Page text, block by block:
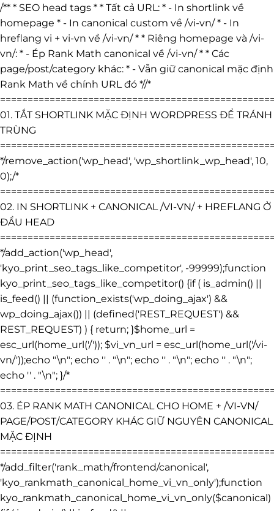
/** * SEO head tags * * Tất cả URL: * - In shortlink về
homepage * - In canonical custom về /vi-vn/ * - In
hreflang vi + vi-vn về /vi-vn/ * * Riêng homepage và /vi-
vn/: * - Ép Rank Math canonical về /vi-vn/ * * Các
page/post/category khác: * - Vẫn giữ canonical mặc định
Rank Math về chính URL đó *//*
01. TẮT SHORTLINK MẶC ĐỊNH WORDPRESS ĐỂ TRÁNH
TRÙNG
*/remove_action('wp_head', 'wp_shortlink_wp_head', 10,
0);/*
02. IN SHORTLINK + CANONICAL /VI-VN/ + HREFLANG Ở
ĐẦU HEAD
*/add_action('wp_head',
'kyo_print_seo_tags_like_competitor', -99999);function
kyo_print_seo_tags_like_competitor() {if ( is_admin() ||
is_feed() || (function_exists('wp_doing_ajax') &&
wp_doing_ajax()) || (defined('REST_REQUEST') &&
REST_REQUEST) ) { return; }$home_url =
esc_url(home_url('/')); $vi_vn_url = esc_url(home_url('/vi-
vn/'));echo "\n"; echo '' . "\n"; echo '' . "\n"; echo '' . "\n";
echo '' . "\n"; }/*
03. ÉP RANK MATH CANONICAL CHO HOME + /VI-VN/
PAGE/POST/CATEGORY KHÁC GIỮ NGUYÊN CANONICAL
MẶC ĐỊNH
*/add_filter('rank_math/frontend/canonical',
'kyo_rankmath_canonical_home_vi_vn_only');function
kyo_rankmath_canonical_home_vi_vn_only($canonical)